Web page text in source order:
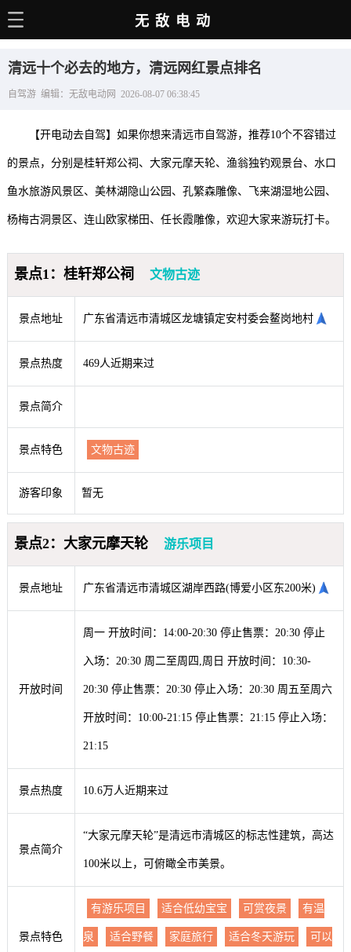
电动百科
选车推荐
充电站
销量榜
经销商
无敌电动
清远十个必去的地方，清远网红景点排名
自驾游 编辑：无敌电动网 2026-08-07 06:38:45
【开电动去自驾】如果你想来清远市自驾游，推荐10个不容错过
的景点，分别是桂轩郑公祠、大家元摩天轮、渔翁独钓观景台、水口
鱼水旅游风景区、美林湖隐山公园、孔繁森雕像、飞来湖湿地公园、
杨梅古洞景区、连山欧家梯田、任长霞雕像，欢迎大家来游玩打卡。
景点1：桂轩郑公祠 文物古迹
景点地址 广东省清远市清城区龙塘镇定安村委会鳌岗地村
景点热度 469人近期来过
景点简介
景点特色 文物古迹
游客印象 暂无
景点2：大家元摩天轮 游乐项目
景点地址 广东省清远市清城区湖岸西路(博爱小区东200米)
开放时间
周一 开放时间：14:00-20:30 停止售票：20:30 停止
入场：20:30 周二至周四,周日 开放时间：10:30-
20:30 停止售票：20:30 停止入场：20:30 周五至周六
开放时间：10:00-21:15 停止售票：21:15 停止入场：
21:15
景点热度 10.6万人近期来过
景点简介
“大家元摩天轮”是清远市清城区的标志性建筑，高达
100米以上，可俯瞰全市美景。
景点特色
有游乐项目 适合低幼宝宝 可赏夜景 有温
泉 适合野餐 家庭旅行 适合冬天游玩 可以